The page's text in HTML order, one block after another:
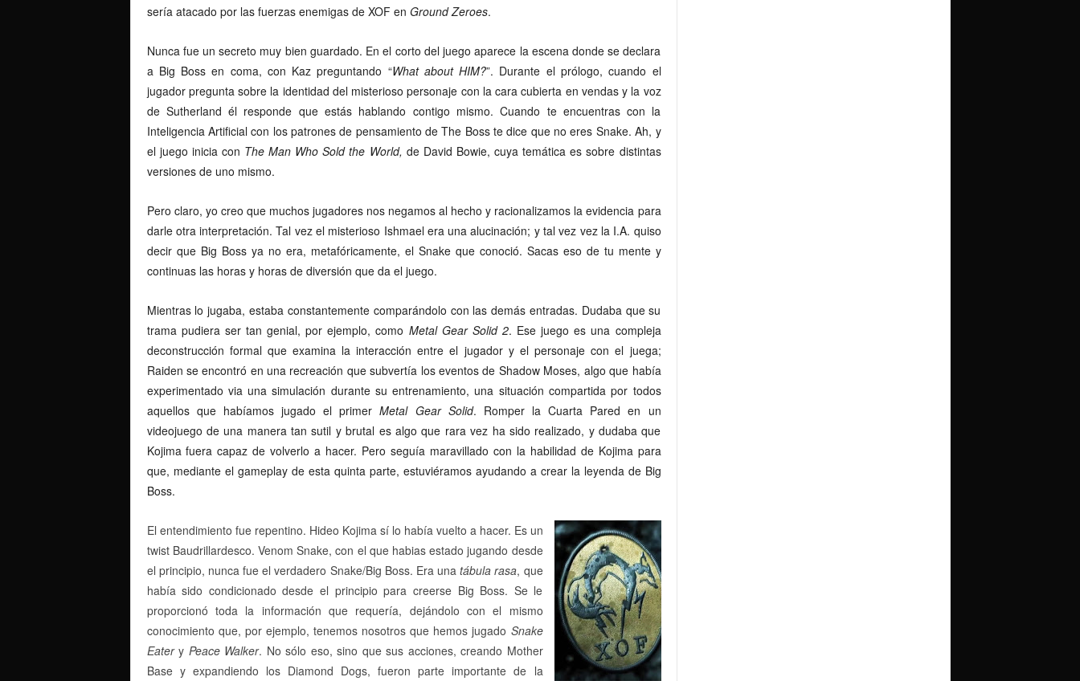
sería atacado por las fuerzas enemigas de XOF en Ground Zeroes.
Nunca fue un secreto muy bien guardado. En el corto del juego aparece la escena donde se declara
a Big Boss en coma, con Kaz preguntando “What about HIM?”. Durante el prólogo, cuando el
jugador pregunta sobre la identidad del misterioso personaje con la cara cubierta en vendas y la voz
de Sutherland él responde que estás hablando contigo mismo. Cuando te encuentras con la
Inteligencia Artificial con los patrones de pensamiento de The Boss te dice que no eres Snake. Ah, y
el juego inicia con The Man Who Sold the World, de David Bowie, cuya temática es sobre distintas
versiones de uno mismo.
Pero claro, yo creo que muchos jugadores nos negamos al hecho y racionalizamos la evidencia para
darle otra interpretación. Tal vez el misterioso Ishmael era una alucinación; y tal vez vez la I.A. quiso
decir que Big Boss ya no era, metafóricamente, el Snake que conoció. Sacas eso de tu mente y
continuas las horas y horas de diversión que da el juego.
Mientras lo jugaba, estaba constantemente comparándolo con las demás entradas. Dudaba que su
trama pudiera ser tan genial, por ejemplo, como Metal Gear Solid 2. Ese juego es una compleja
deconstrucción formal que examina la interacción entre el jugador y el personaje con el juega;
Raiden se encontró en una recreación que subvertía los eventos de Shadow Moses, algo que había
experimentado via una simulación durante su entrenamiento, una situación compartida por todos
aquellos que habíamos jugado el primerMetal Gear Solid. Romper la Cuarta Pared en un
videojuego de una manera tan sutil y brutal es algo que rara vez ha sido realizado, y dudaba que
Kojima fuera capaz de volverlo a hacer. Pero seguía maravillado con la habilidad de Kojima para
que, mediante el gameplay de esta quinta parte, estuviéramos ayudando a crear la leyenda de Big
Boss.
El entendimiento fue repentino. Hideo Kojima sí lo había vuelto a hacer. Es un
twist Baudrillardesco. Venom Snake, con el que habias estado jugando desde
el principio, nunca fue el verdadero Snake/Big Boss. Era una tábula rasa, que
había sido condicionado desde el principio para creerse Big Boss. Se le
proporcionó toda la información que requería, dejándolo con el mismo
conocimiento que, por ejemplo, tenemos nosotros que hemos jugado Snake
Eatery Peace Walker. No sólo eso, sino que sus acciones, creando Mother
Base y expandiendo los Diamond Dogs, fueron parte importante de la